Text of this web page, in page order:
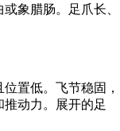
象腊肠。足爪长、
置低。飞节稳固，
动力。展开的足